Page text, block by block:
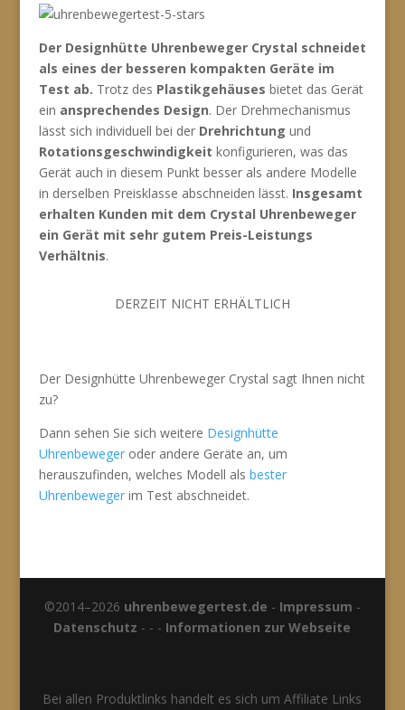
Der Designhütte Uhrenbeweger Crystal schneidet
als eines der besseren kompakten Geräte im
Test ab. Trotz des Plastikgehäuses bietet das Gerät
ein ansprechendes Design. Der Drehmechanismus
lässt sich individuell bei der Drehrichtung und
Rotationsgeschwindigkeit konfigurieren, was das
Gerät auch in diesem Punkt besser als andere Modelle
in derselben Preisklasse abschneiden lässt. Insgesamt
erhalten Kunden mit dem Crystal Uhrenbeweger
ein Gerät mit sehr gutem Preis-Leistungs
Verhältnis.
DERZEIT NICHT ERHÄLTLICH
Der Designhütte Uhrenbeweger Crystal sagt Ihnen nicht
zu?
Dann sehen Sie sich weitere Designhütte
Uhrenbewegeroder andere Geräte an, um
herauszufinden, welches Modell als bester
Uhrenbewegerim Test abschneidet.
©2014–2026 uhrenbewegertest.de - Impressum -
Datenschutz - - - Informationen zur Webseite
Bei allen Produktlinks handelt es sich um Affiliate Links